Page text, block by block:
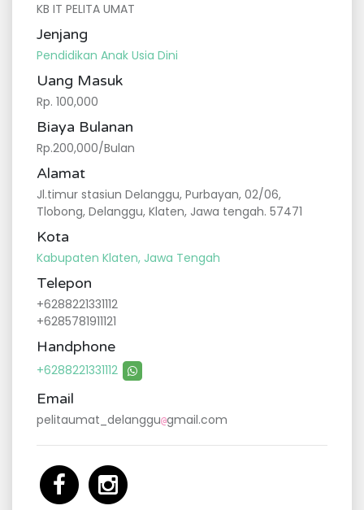
KB IT PELITA UMAT
Jenjang
Pendidikan Anak Usia Dini
Uang Masuk
Rp. 100,000
Biaya Bulanan
Rp.200,000/Bulan
Alamat
Jl.timur stasiun Delanggu, Purbayan, 02/06,
Tlobong, Delanggu, Klaten, Jawa tengah. 57471
Kota
Kabupaten Klaten, Jawa Tengah
Telepon
+6288221331112
+6285781911121
Handphone
+6288221331112
Email
pelitaumat_delanggu@gmail.com